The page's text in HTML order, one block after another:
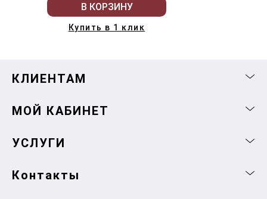
В КОРЗИНУ
Купить в 1 клик
КЛИЕНТАМ
МОЙ КАБИНЕТ
УСЛУГИ
Контакты